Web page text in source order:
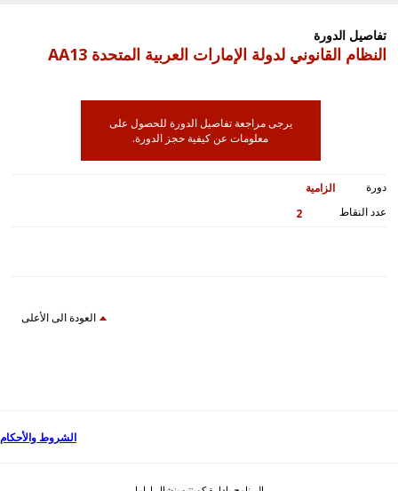
تفاصيل الدورة
النظام القانوني لدولة الإمارات العربية المتحدة AA13
يرجى مراجعة تفاصيل الدورة للحصول على
معلومات عن كيفية حجز الدورة.
دورة
الزامية
عدد النقاط
2
العودة الى الأعلى
الشروط والأحكام